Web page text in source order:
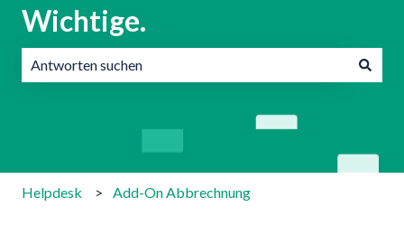
Wichtige.
Helpdesk Add-On Abbrechnung